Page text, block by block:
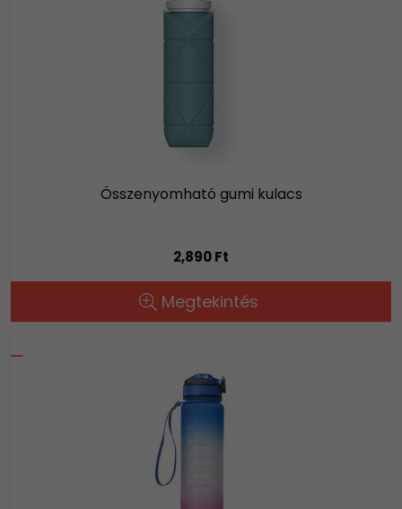
Összenyomható gumi kulacs
2,890 Ft
Megtekintés